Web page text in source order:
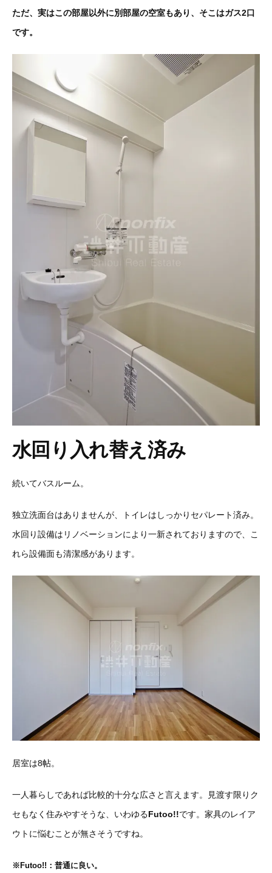
ただ、実はこの部屋以外に別部屋の空室もあり、そこはガス2口
です。
水回り入れ替え済み
続いてバスルーム。
独立洗面台はありませんが、トイレはしっかりセパレート済み。
水回り設備はリノベーションにより一新されておりますので、こ
れら設備面も清潔感があります。
居室は8帖。
一人暮らしであれば比較的十分な広さと言えます。見渡す限りク
セもなく住みやすそうな、いわゆるFutoo!!です。家具のレイア
ウトに悩むことが無さそうですね。
※Futoo!!：普通に良い。